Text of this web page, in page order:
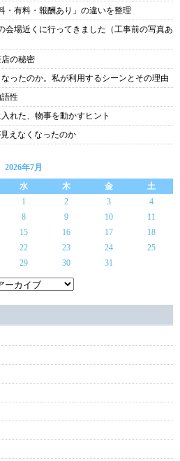
・有料・報酬あり」の違いを整理
会場近くに行ってきました（工事前の写真あ
の秘密
ったのか。私が利用するシーンとその理由
性
れた、物事を動かすヒント
えなくなったのか
2026年7月
水 木 金
土
1
2 3
4
8 9 10
11
15 16 17
18
22 23 24
25
29 30 31